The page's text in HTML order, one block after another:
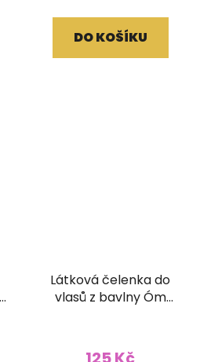
DO KOŠÍKU
Látková čelenka do
vlasů z bavlny Óm